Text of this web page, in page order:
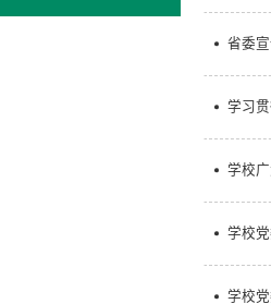
省委
学习
学校
学校